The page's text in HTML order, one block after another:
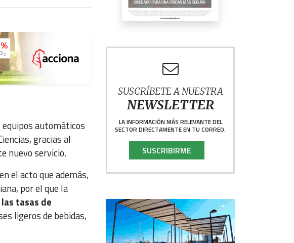
automáticos
gracias al
nuevo servicio.
el acto que además,
por el que la
tasas de
ligeros de bebidas,
SUSCRÍBETE A NUESTRA
NEWSLETTER
LA INFORMACIÓN MÁS RELEVANTE DEL
SECTOR DIRECTAMENTE EN TU CORREO.
SUSCRIBIRME